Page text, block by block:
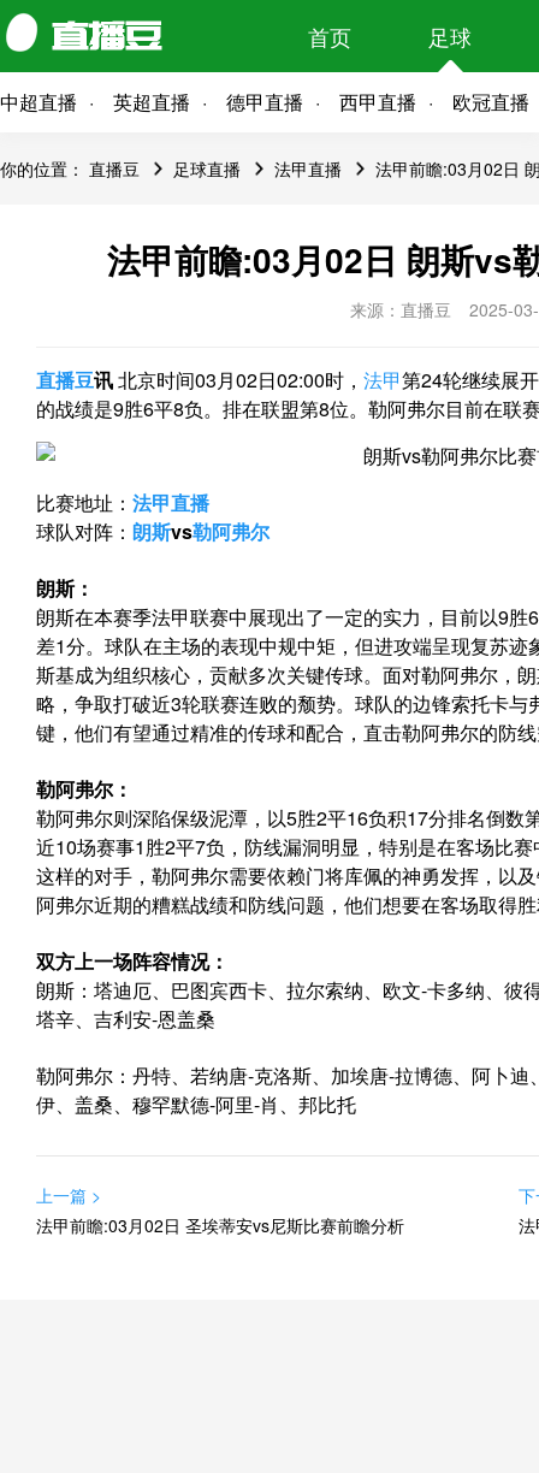
首页 足球
中超直播 英超直播 德甲直播 西甲直播 欧冠直播
你的位置： 直播豆 足球直播 法甲直播 法甲前瞻:03月02日
法甲前瞻:03月02日 朗斯vs
来源：直播豆 2025-
直播豆讯北京时间03月02日02:00时， 法甲第24轮继续展
的战绩是9胜6平8负。排在联盟第8位。勒阿弗尔目前在联
比赛地址： 法甲直播
球队对阵： 朗斯vs勒阿弗尔
朗斯：
朗斯在本赛季法甲联赛中展现出了一定的实力，目前以9
差1分。球队在主场的表现中规中矩，但进攻端呈现复苏
斯基成为组织核心，贡献多次关键传球。面对勒阿弗尔，
略，争取打破近3轮联赛连败的颓势。球队的边锋索托卡
键，他们有望通过精准的传球和配合，直击勒阿弗尔的防
勒阿弗尔：
勒阿弗尔则深陷保级泥潭，以5胜2平16负积17分排名倒数
近10场赛事1胜2平7负，防线漏洞明显，特别是在客场比
这样的对手，勒阿弗尔需要依赖门将库佩的神勇发挥，以
阿弗尔近期的糟糕战绩和防线问题，他们想要在客场取得
双方上一场阵容情况：
朗斯：塔迪厄、巴图宾西卡、拉尔索纳、欧文-卡多纳、彼
塔辛、吉利安-恩盖桑
勒阿弗尔：丹特、若纳唐-克洛斯、加埃唐-拉博德、阿卜
伊、盖桑、穆罕默德-阿里-肖、邦比托
上一篇 >
法甲前瞻:03月02日 圣埃蒂安vs尼斯比赛前瞻分析